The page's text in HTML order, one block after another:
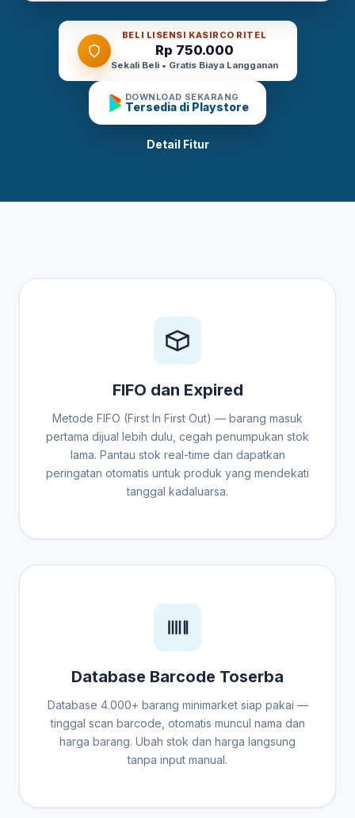
BELI LISENSI KASIRCO RITEL
Rp 750.000
Sekali Beli • Gratis Biaya Langganan
DOWNLOAD SEKARANG
Tersedia di Playstore
Detail Fitur
FIFO dan Expired
Metode FIFO (First In First Out) — barang masuk
pertama dijual lebih dulu, cegah penumpukan stok
lama. Pantau stok real-time dan dapatkan
peringatan otomatis untuk produk yang mendekati
tanggal kadaluarsa.
Database Barcode Toserba
Database 4.000+ barang minimarket siap pakai —
tinggal scan barcode, otomatis muncul nama dan
harga barang. Ubah stok dan harga langsung
tanpa input manual.